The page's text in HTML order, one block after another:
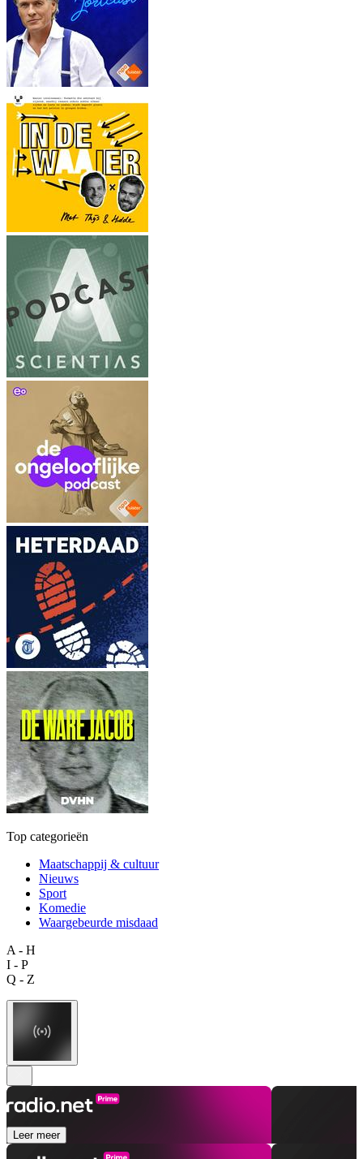
Top categorieën
Maatschappij & cultuur
Nieuws
Sport
Komedie
Waargebeurde misdaad
A - H
I - P
Q - Z
Leer meer